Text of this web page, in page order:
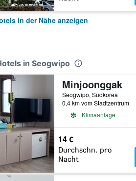
in der Nähe anzeigen
in Seogwipo
Minjoonggak
Seogwipo, Südkorea
0,4 km vom Stadtzentrum
Klimaanlage
14 €
Durchschn. pro
Nacht